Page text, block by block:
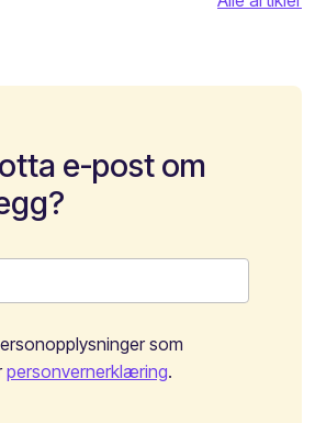
e-post om
som
personvernerklæring.